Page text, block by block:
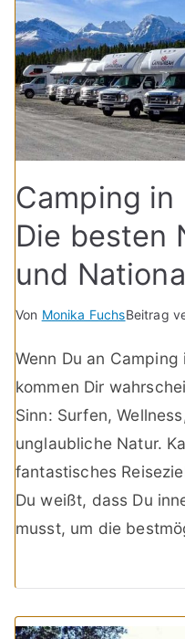
Camping in
Die besten
und
Von Monika FuchsBeitrag
Wenn Du an
kommen Dir
Sinn: Surfen,
unglaubliche Natur.
fantastisches
Du weißt, dass Du
musst, um die